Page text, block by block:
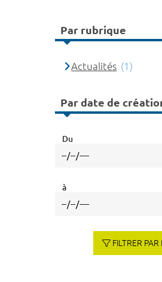
Par rubrique
Actualités (1)
Par date de
Du
à
FILTRER PAR